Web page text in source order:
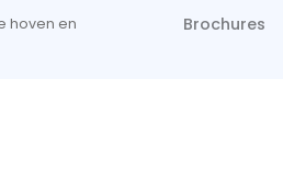
gaan
hoven en
Brochures